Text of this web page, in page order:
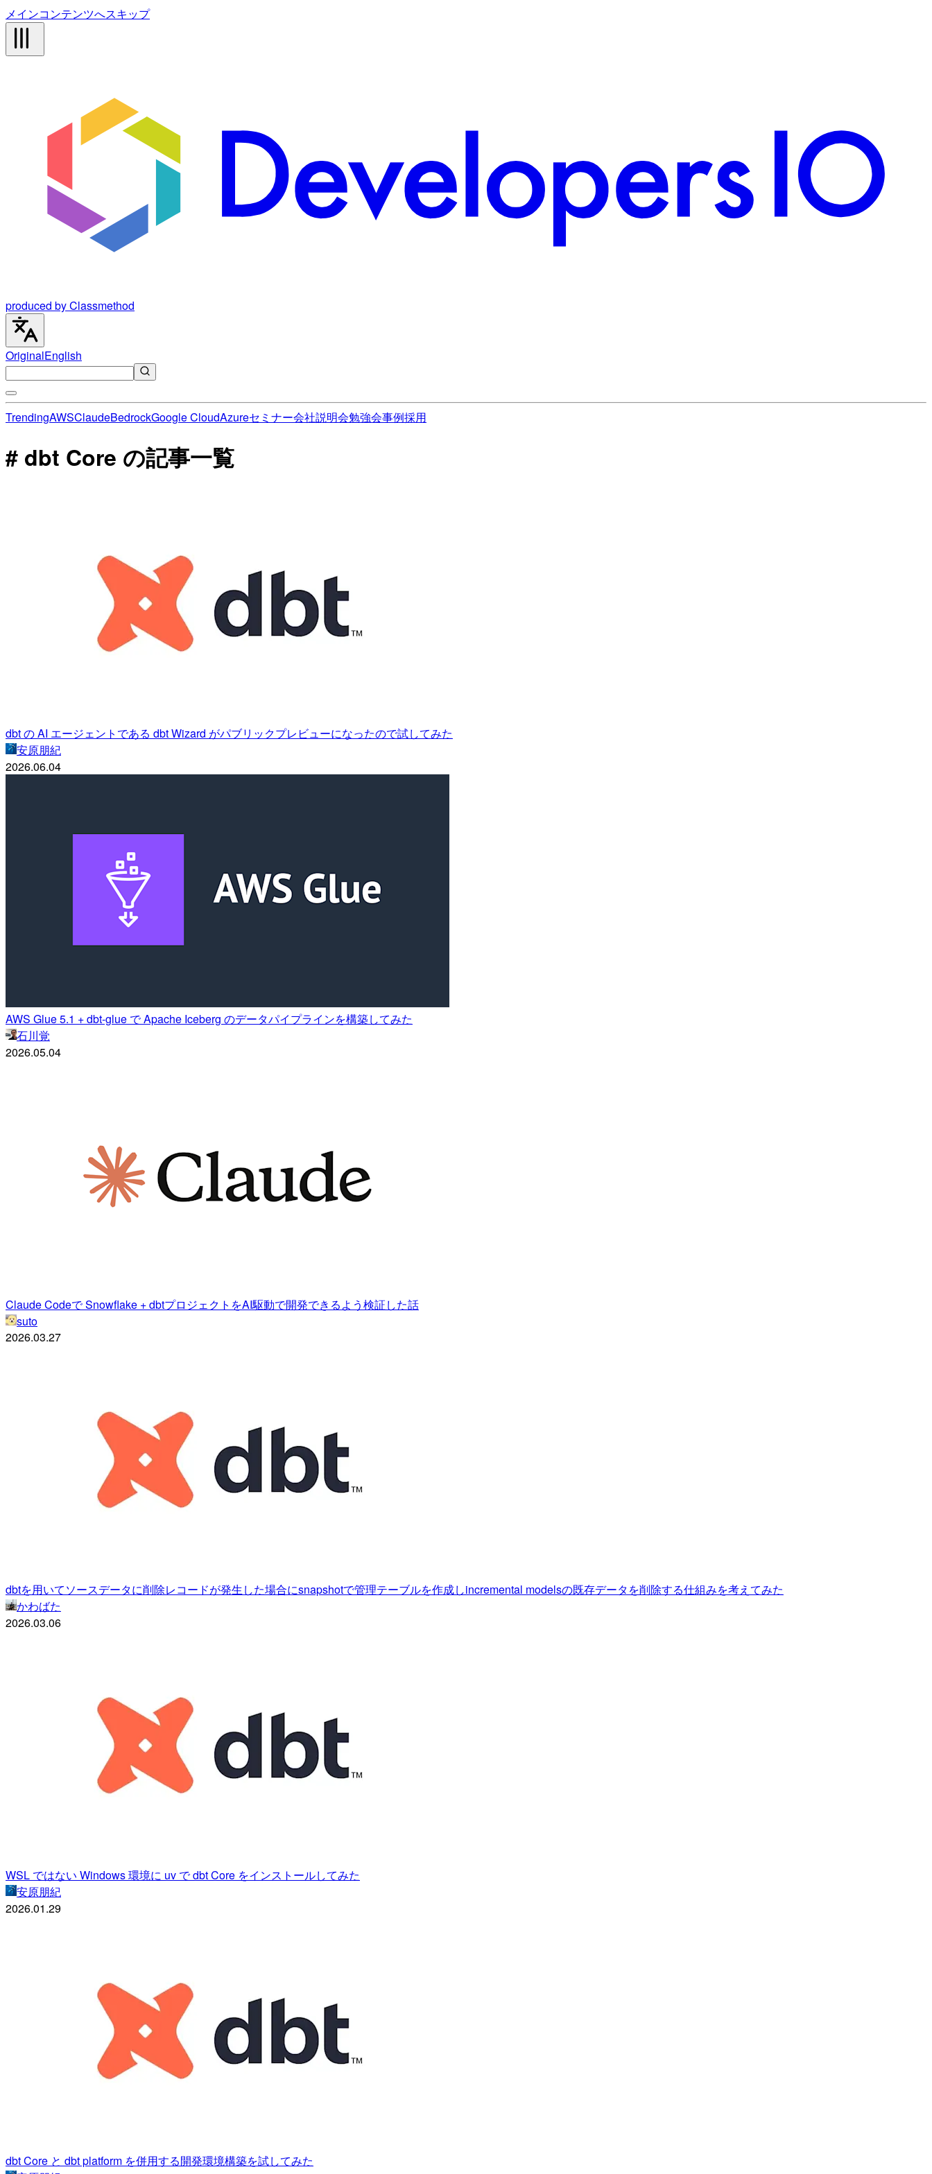
メインコンテンツへスキップ
produced by Classmethod
OriginalEnglish
TrendingAWSClaudeBedrockGoogle CloudAzureセミナー会社説明会勉強会事例採用
# dbt Core の記事一覧
dbt の AI エージェントである dbt Wizard がパブリックプレビューになったので試してみた
安原朋紀
2026.06.04
AWS Glue 5.1 + dbt-glue で Apache Iceberg のデータパイプラインを構築してみた
石川覚
2026.05.04
Claude Codeで Snowflake + dbtプロジェクトをAI駆動で開発できるよう検証した話
suto
2026.03.27
dbtを用いてソースデータに削除レコードが発生した場合にsnapshotで管理テーブルを作成しincremental modelsの既存データを削除する仕組みを考えてみた
かわばた
2026.03.06
WSL ではない Windows 環境に uv で dbt Core をインストールしてみた
安原朋紀
2026.01.29
dbt Core と dbt platform を併用する開発環境構築を試してみた